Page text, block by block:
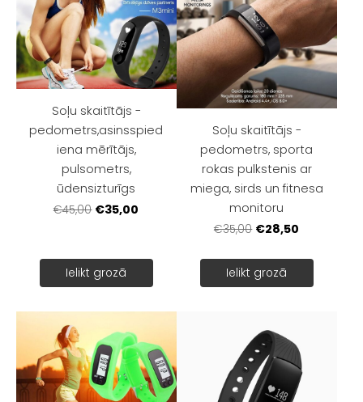
Soļu skaitītājs -
pedometrs,asinsspied
iena mērītājs,
pulsometrs,
ūdensizturīgs
€45,00 €35,00
Ielikt grozā
Soļu skaitītājs -
pedometrs, sporta
rokas pulkstenis ar
miega, sirds un fitnesa
monitoru
€35,00 €28,50
Ielikt grozā